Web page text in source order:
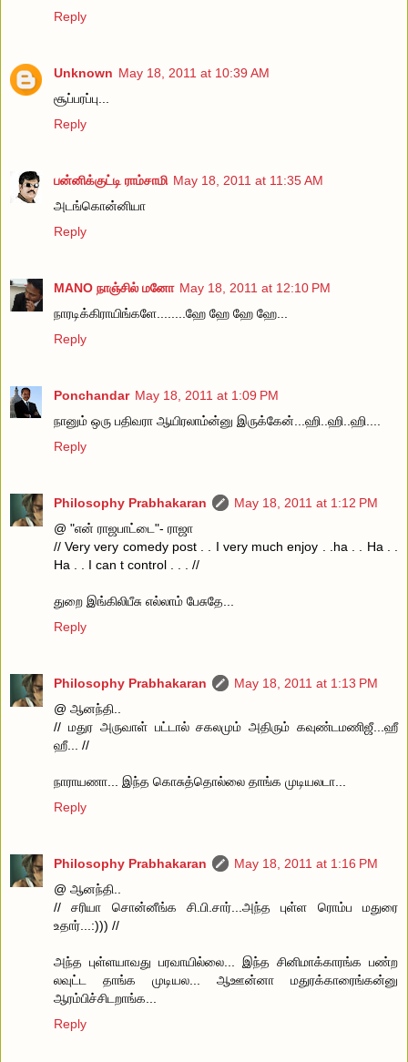
Reply
Unknown May 18, 2011 at 10:39 AM
சூப்பரப்பு...
Reply
பன்னிக்குட்டி ராம்சாமி May 18, 2011 at 11:35 AM
அடங்கொன்னியா
Reply
MANO நாஞ்சில் மனோ May 18, 2011 at 12:10 PM
நாரடிக்கிராயிங்களே........ஹே ஹே ஹே ஹே...
Reply
Ponchandar May 18, 2011 at 1:09 PM
நானும் ஒரு பதிவரா ஆயிரலாம்ன்னு இருக்கேன்...ஹி..ஹி..ஹி....
Reply
Philosophy Prabhakaran
May 18, 2011 at 1:12 PM
@ "என் ராஜபாட்டை"- ராஜா
// Very very comedy post . . I very much enjoy . .ha . . Ha . .
Ha . . I can t control . . . //
துறை இங்கிலிபீசு எல்லாம் பேசுதே...
Reply
Philosophy Prabhakaran
May 18, 2011 at 1:13 PM
@ ஆனந்தி..
// மதுர அருவாள் பட்டால் சகலமும் அதிரும் கவுண்டமணிஜீ...ஹீ
ஹீ... //
நாராயணா... இந்த கொசுத்தொல்லை தாங்க முடியலடா...
Reply
Philosophy Prabhakaran
May 18, 2011 at 1:16 PM
@ ஆனந்தி..
// சரியா சொன்னீங்க சி.பி.சார்...அந்த புள்ள ரொம்ப மதுரை
உதார்...:))) //
அந்த புள்ளயாவது பரவாயில்லை... இந்த சினிமாக்காரங்க பண்ற
லவுட்ட தாங்க முடியல... ஆஊன்னா மதுரக்காரைங்கன்னு
ஆரம்பிச்சிடறாங்க...
Reply